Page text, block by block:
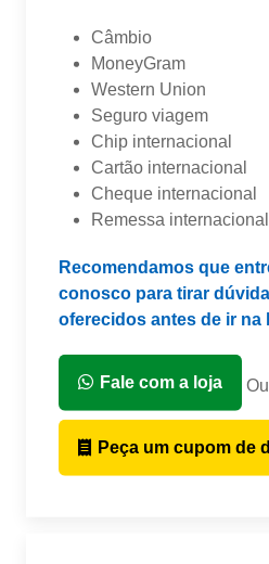
Câmbio
MoneyGram
Western Union
Seguro viagem
Chip internacional
Cartão internacional
Cheque internacional
Remessa internacional
Recomendamos que
conosco para tirar
oferecidos antes de ir na
Fale com a loja Ou
Peça um cupom de